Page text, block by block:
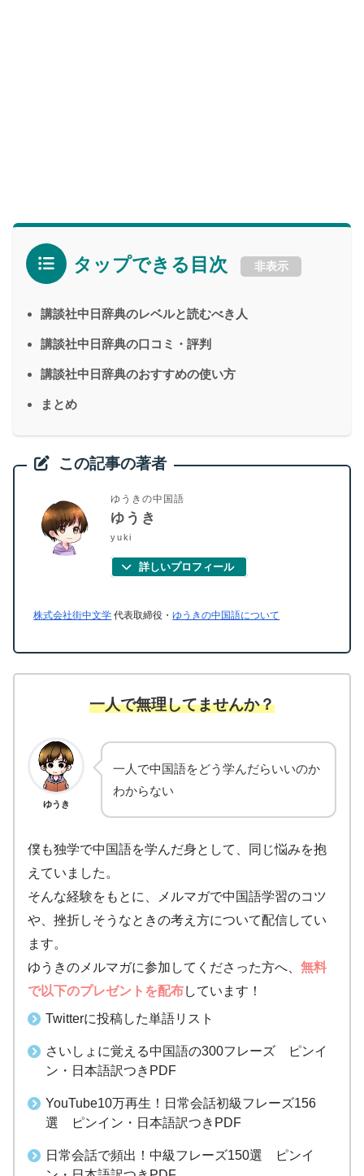
タップできる目次 非表示
講談社中日辞典のレベルと読むべき人
講談社中日辞典の口コミ・評判
講談社中日辞典のおすすめの使い方
まとめ
この記事の著者
ゆうきの中国語
ゆうき
yuki
詳しいプロフィール
株式会社街中文学 代表取締役・ゆうきの中国語について
一人で無理してませんか？
ゆうき
一人で中国語をどう学んだらいいのか
わからない
僕も独学で中国語を学んだ身として、同じ悩みを抱
えていました。
そんな経験をもとに、メルマガで中国語学習のコツ
や、挫折しそうなときの考え方について配信してい
ます。
ゆうきのメルマガに参加してくださった方へ、 無料
で以下のプレゼントを配布しています！
Twitterに投稿した単語リスト
さいしょに覚える中国語の300フレーズ ピンイ
ン・日本語訳つきPDF
YouTube10万再生！日常会話初級フレーズ156
選 ピンイン・日本語訳つきPDF
日常会話で頻出！中級フレーズ150選 ピンイ